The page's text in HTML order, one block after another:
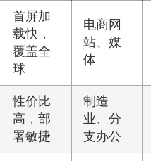
首屏加
载快，
覆盖全
球
电商网
站、媒
体
性价比
高，部
署敏捷
制造
业、分
支办公